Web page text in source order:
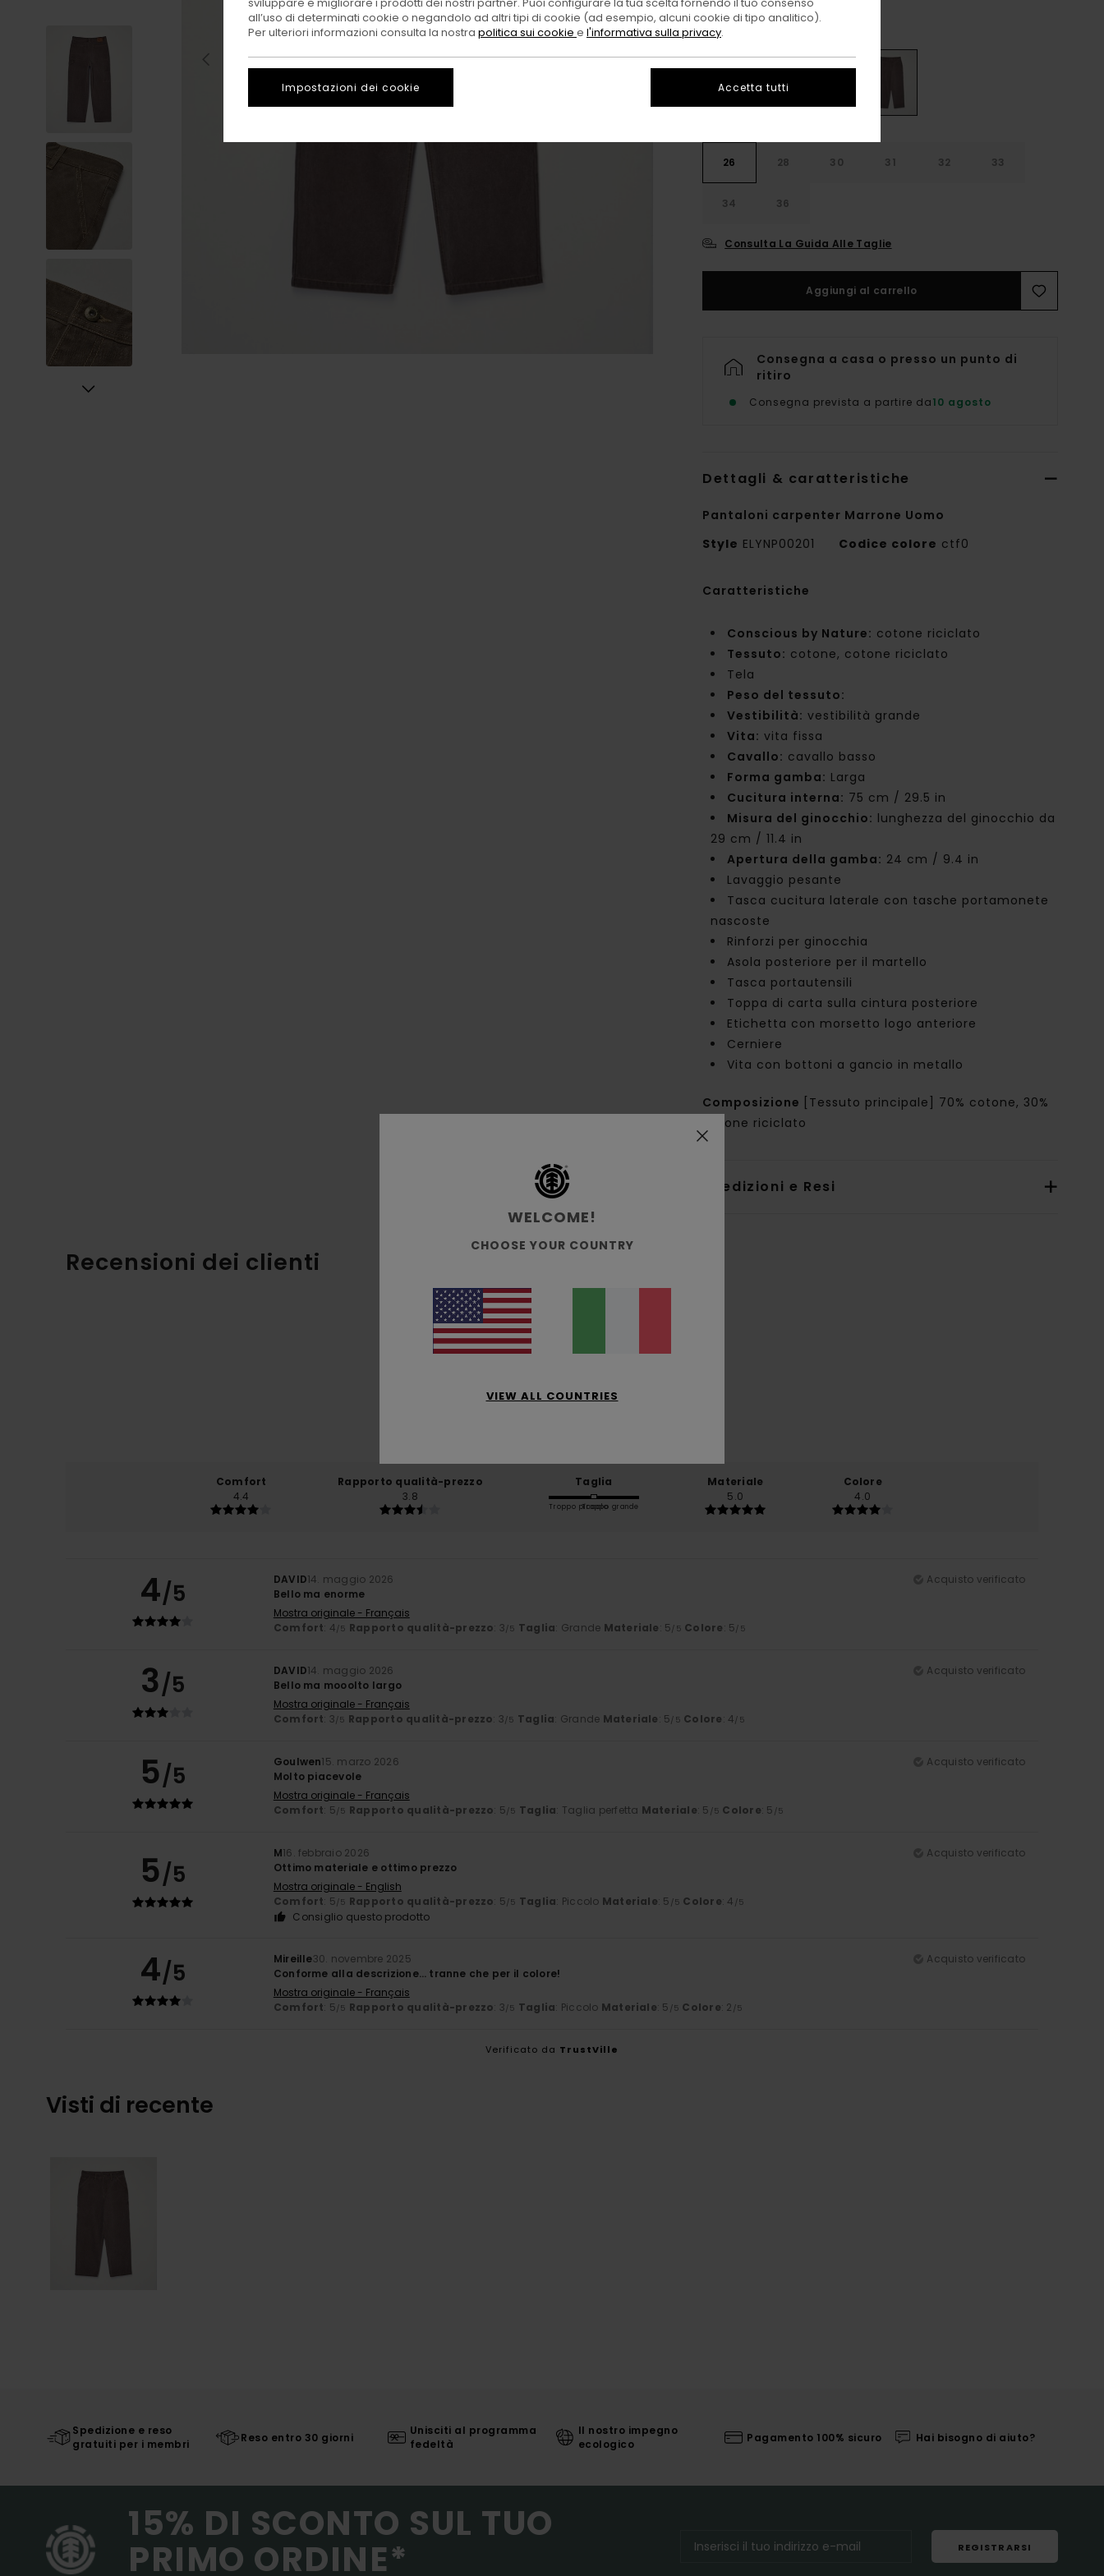
Java
26 28 30 31 32 33
34 36
Consulta La Guida Alle Taglie
Aggiungi al carrello
Consegna a casa o presso un punto di
ritiro
Consegna prevista a partire da10 agosto
Dettagli & caratteristiche
Pantaloni carpenter Marrone Uomo
Style ELYNP00201 Codice colore ctf0
Caratteristiche
Conscious by Nature: cotone riciclato
Tessuto: cotone, cotone riciclato
Tela
Peso del tessuto:
Vestibilità: vestibilità grande
Vita: vita fissa
Cavallo: cavallo basso
Forma gamba: Larga
Cucitura interna: 75 cm / 29.5 in
Misura del ginocchio: lunghezza del ginocchio da
29 cm / 11.4 in
Apertura della gamba: 24 cm / 9.4 in
Lavaggio pesante
Tasca cucitura laterale con tasche portamonete
nascoste
Rinforzi per ginocchia
Asola posteriore per il martello
Tasca portautensili
Toppa di carta sulla cintura posteriore
Etichetta con morsetto logo anteriore
Cerniere
Vita con bottoni a gancio in metallo
Composizione
[Tessuto principale] 70% cotone, 30%
cotone riciclato
Spedizioni e Resi
Recensioni dei clienti
Punteggio medio
4.2
Comfort
4.4
Rapporto qualità-prezzo
3.8
Taglia
Troppo piccoloTroppo grande
Materiale
5.0
Colore
4.0
4/5 DAVID14. maggio 2026
Acquisto verificato
Bello ma enorme
Mostra originale - Français
Comfort: 4/5 Rapporto qualità-prezzo: 3/5 Taglia: Grande Materiale: 5/5 Colore: 5/5
3/5 DAVID14. maggio 2026
Acquisto verificato
Bello ma mooolto largo
Mostra originale - Français
Comfort: 3/5 Rapporto qualità-prezzo: 3/5 Taglia: Grande Materiale: 5/5 Colore: 4/5
5/5 Goulwen15. marzo 2026
Acquisto verificato
Molto piacevole
Mostra originale - Français
Comfort: 5/5 Rapporto qualità-prezzo: 5/5 Taglia: Taglia perfetta Materiale: 5 /5 Colore: 5 /5
5/5
M16. febbraio 2026
Acquisto verificato
Ottimo materiale e ottimo prezzo
Mostra originale - English
Comfort: 5/5 Rapporto qualità-prezzo: 5/5 Taglia: Piccolo Materiale: 5 /5 Colore: 4 /5
Consiglio questo prodotto
4/5 Mireille30. novembre 2025
Acquisto verificato
Conforme alla descrizione… tranne che per il colore!
Mostra originale - Français
Comfort: 5/5 Rapporto qualità-prezzo: 3/5 Taglia: Piccolo Materiale: 5 /5 Colore: 2 /5
Verificato da TrustVille
Visti di recente
Spedizione e reso
gratuiti per i membri
Reso entro 30 giorni
Unisciti al programma
fedeltà
Il nostro impegno
ecologico
Pagamento 100% sicuro Hai bisogno di aiuto?
15% DI SCONTO SUL TUO
PRIMO ORDINE* REGISTRARSI
WELCOME!
CHOOSE YOUR COUNTRY
VIEW ALL COUNTRIES
all’uso di determinati cookie o negandolo ad altri tipi di cookie (ad esempio, alcuni cookie di tipo analitico).
Per ulteriori informazioni consulta la nostra politica sui cookie e l'informativa sulla privacy.
Impostazioni dei cookie Accetta tutti